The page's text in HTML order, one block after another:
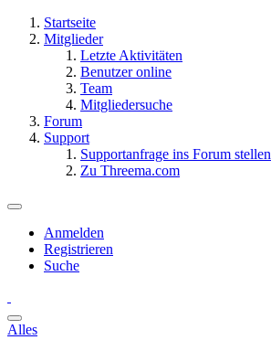
Startseite
Mitglieder
Letzte Aktivitäten
Benutzer online
Team
Mitgliedersuche
Forum
Support
Supportanfrage ins Forum stellen
Zu Threema.com
Anmelden
Registrieren
Suche
Alles